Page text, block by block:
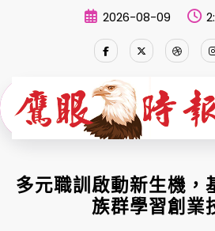
2026-08-09
多元職訓啟動新生機，
族群學習創業